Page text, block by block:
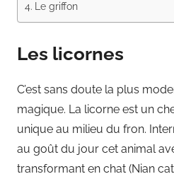
Le griffon
Les licornes
C’est sans doute la plus
magique. La licorne est un
unique au milieu du fron.
au goût du jour cet animal
transformant en chat (Nian